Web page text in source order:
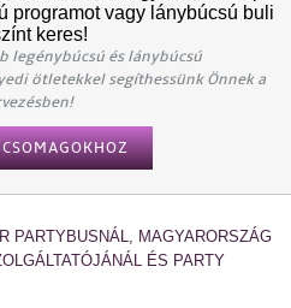
programot vagy lánybúcsú buli
keres!
legénybúcsú és lánybúcsú
ötletekkel segíthessünk Önnek a
PARTYBUSNÁL, MAGYARORSZÁG
ÉS PARTY